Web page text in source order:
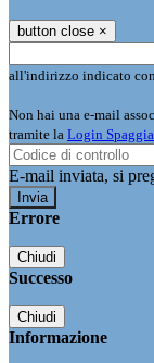
button close ×
all'indirizzo indicato
Non hai una e-mail
tramite la Login
E-mail inviata, si
Errore
Chiudi
Successo
Chiudi
Informazione